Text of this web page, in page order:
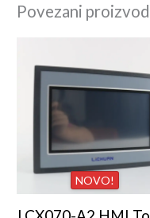
Povezani
NOVO!